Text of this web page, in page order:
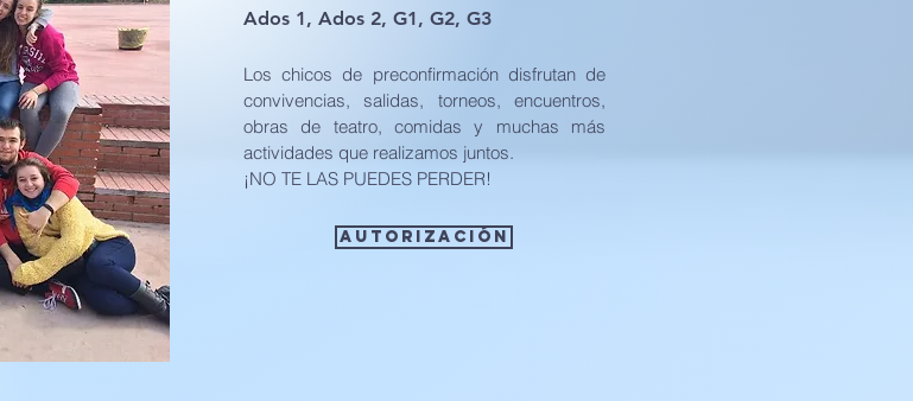
Ados 1, Ados 2, G1, G2, G3
Los chicos de preconfirmación disfrutan de
convivencias, salidas, torneos, encuentros,
obras de teatro, comidas y muchas más
actividades que realizamos juntos.
¡NO TE LAS PUEDES PERDER!
AUTORIZACIÓN